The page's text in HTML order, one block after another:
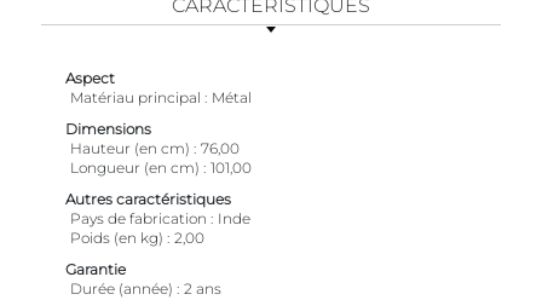
CARACTÉRISTIQUES
Aspect
Matériau principal
Métal
Dimensions
Hauteur (en cm)
76,00
Longueur (en cm)
101,00
Autres caractéristiques
Pays de fabrication
Inde
Poids (en kg)
2,00
Garantie
Durée (année)
2 ans